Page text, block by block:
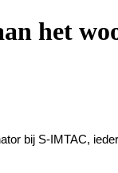
het
bij S-IMTAC,